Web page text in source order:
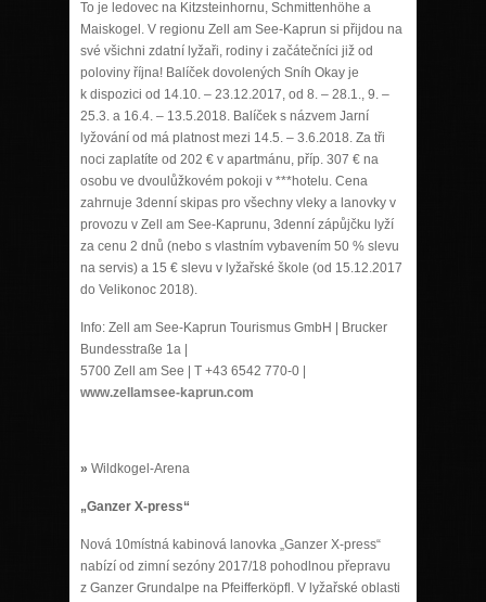
To je ledovec na Kitzsteinhornu, Schmittenhöhe a
Maiskogel. V regionu Zell am See-Kaprun si přijdou na
své všichni zdatní lyžaři, rodiny i začátečníci již od
poloviny října! Balíček dovolených Sníh Okay je
k dispozici od 14.10. – 23.12.2017, od 8. – 28.1., 9. –
25.3. a 16.4. – 13.5.2018. Balíček s názvem Jarní
lyžování od má platnost mezi 14.5. – 3.6.2018. Za tři
noci zaplatíte od 202 € v apartmánu, příp. 307 € na
osobu ve dvoulůžkovém pokoji v ***hotelu. Cena
zahrnuje 3denní skipas pro všechny vleky a lanovky v
provozu v Zell am See-Kaprunu, 3denní zápůjčku lyží
za cenu 2 dnů (nebo s vlastním vybavením 50 % slevu
na servis) a 15 € slevu v lyžařské škole (od 15.12.2017
do Velikonoc 2018).
Info: Zell am See-Kaprun Tourismus GmbH | Brucker
Bundesstraße 1a |
5700 Zell am See | T +43 6542 770-0 |
www.zellamsee-kaprun.com
» Wildkogel-Arena
„Ganzer X-press“
Nová 10místná kabinová lanovka „Ganzer X-press“
nabízí od zimní sezóny 2017/18 pohodlnou přepravu
z Ganzer Grundalpe na Pfeifferköpfl. V lyžařské oblasti